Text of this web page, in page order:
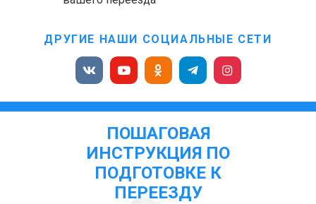
ДРУГИЕ НАШИ СОЦИАЛЬНЫЕ СЕТИ
ПОШАГОВАЯ
ИНСТРУКЦИЯ ПО
ПОДГОТОВКЕ К
ПЕРЕЕЗДУ